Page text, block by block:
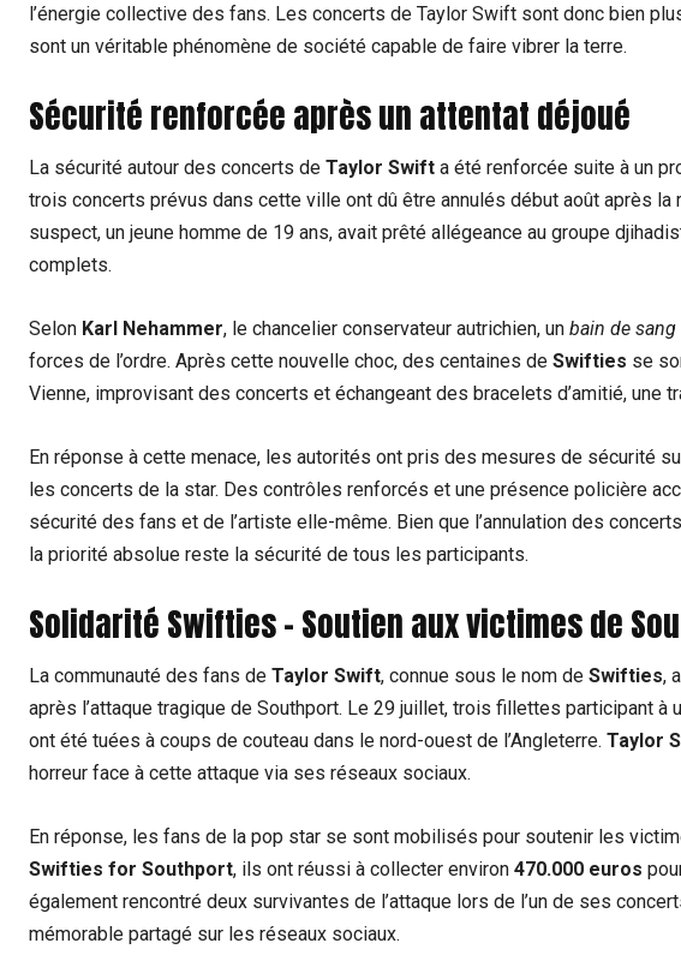
l’énergie collective des fans. Les concerts de Taylor Swift sont donc bien
sont un véritable phénomène de société capable de faire vibrer la terre.
Sécurité renforcée après un attentat déjoué
La sécurité autour des concerts de Taylor Swift a été renforcée suite à un
trois concerts prévus dans cette ville ont dû être annulés début août après
suspect, un jeune homme de 19 ans, avait prêté allégeance au groupe
complets.
Selon Karl Nehammer, le chancelier conservateur autrichien, un bain de sang
forces de l’ordre. Après cette nouvelle choc, des centaines de Swifties se
Vienne, improvisant des concerts et échangeant des bracelets d’amitié, une
En réponse à cette menace, les autorités ont pris des mesures de sécurité
les concerts de la star. Des contrôles renforcés et une présence policière
sécurité des fans et de l’artiste elle-même. Bien que l’annulation des
la priorité absolue reste la sécurité de tous les participants.
Solidarité Swifties – Soutien aux victimes de
La communauté des fans de Taylor Swift, connue sous le nom de Swifties,
après l’attaque tragique de Southport. Le 29 juillet, trois fillettes participant à
ont été tuées à coups de couteau dans le nord-ouest de l’Angleterre. Taylor
horreur face à cette attaque via ses réseaux sociaux.
En réponse, les fans de la pop star se sont mobilisés pour soutenir les
Swifties for Southport, ils ont réussi à collecter environ 470.000 euros
également rencontré deux survivantes de l’attaque lors de l’un de ses
mémorable partagé sur les réseaux sociaux.